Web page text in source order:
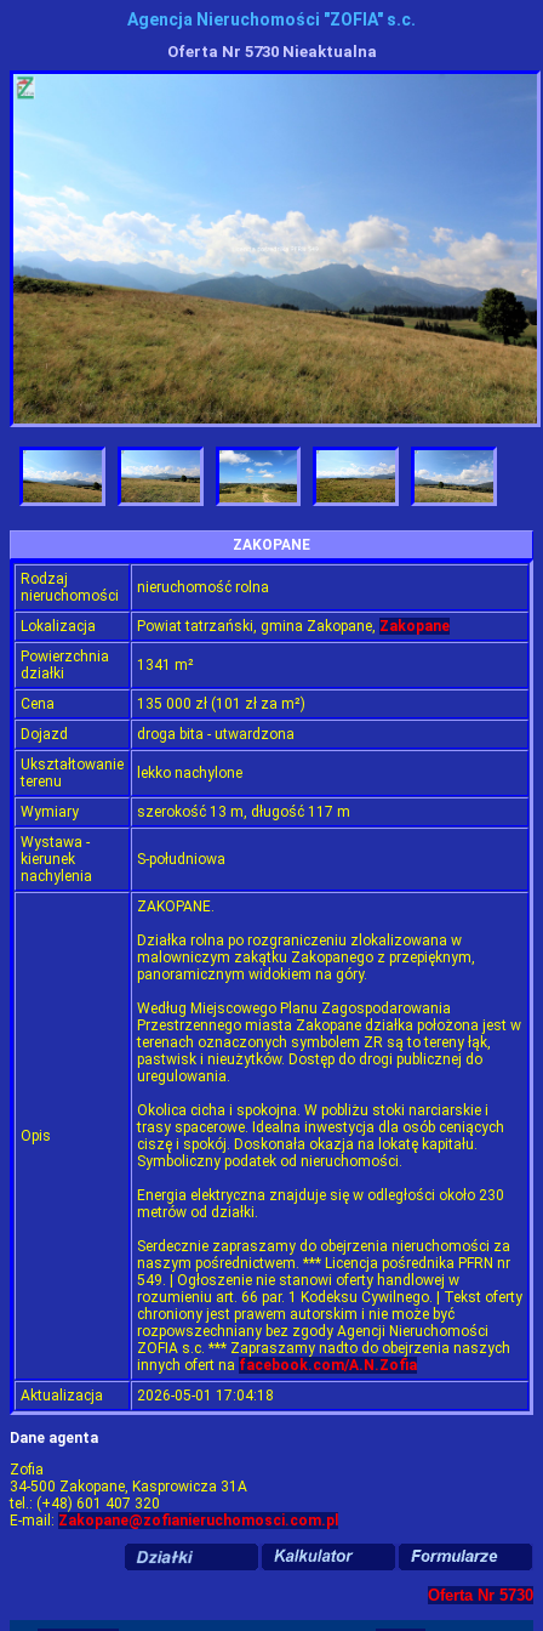
Agencja Nieruchomości "ZOFIA" s.c.
Oferta Nr 5730 Nieaktualna
ZAKOPANE
Rodzaj
nieruchomości
nieruchomość rolna
Lokalizacja Powiat tatrzański, gmina Zakopane, Zakopane
Powierzchnia
działki
1341 m²
Cena
135 000 zł (101 zł za m²)
Dojazd
droga bita - utwardzona
Ukształtowanie
terenu
lekko nachylone
Wymiary
szerokość 13 m, długość 117 m
Wystawa -
kierunek
nachylenia
S-południowa
Opis
ZAKOPANE.
Działka rolna po rozgraniczeniu zlokalizowana w
malowniczym zakątku Zakopanego z przepięknym,
panoramicznym widokiem na góry.
Według Miejscowego Planu Zagospodarowania
Przestrzennego miasta Zakopane działka położona jest w
terenach oznaczonych symbolem ZR są to tereny łąk,
pastwisk i nieużytków. Dostęp do drogi publicznej do
uregulowania.
Okolica cicha i spokojna. W pobliżu stoki narciarskie i
trasy spacerowe. Idealna inwestycja dla osób ceniących
ciszę i spokój. Doskonała okazja na lokatę kapitału.
Symboliczny podatek od nieruchomości.
Energia elektryczna znajduje się w odległości około 230
metrów od działki.
Serdecznie zapraszamy do obejrzenia nieruchomości za
naszym pośrednictwem. *** Licencja pośrednika PFRN nr
549. | Ogłoszenie nie stanowi oferty handlowej w
rozumieniu art. 66 par. 1 Kodeksu Cywilnego. | Tekst oferty
chroniony jest prawem autorskim i nie może być
rozpowszechniany bez zgody Agencji Nieruchomości
ZOFIA s.c. *** Zapraszamy nadto do obejrzenia naszych
innych ofert na facebook.com/A.N.Zofia
Aktualizacja
2026-05-01 17:04:18
Dane agenta
Zofia
34-500 Zakopane, Kasprowicza 31A
tel.: (+48) 601 407 320
E-mail: Zakopane@zofianieruchomosci.com.pl
Oferta Nr 5730